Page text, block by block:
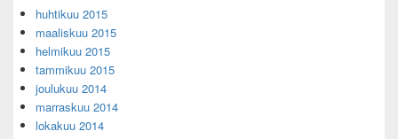
huhtikuu 2015
maaliskuu 2015
helmikuu 2015
tammikuu 2015
joulukuu 2014
marraskuu 2014
lokakuu 2014